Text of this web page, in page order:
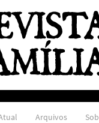
Arquivos